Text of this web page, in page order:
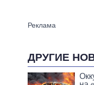
ДРУГИЕ